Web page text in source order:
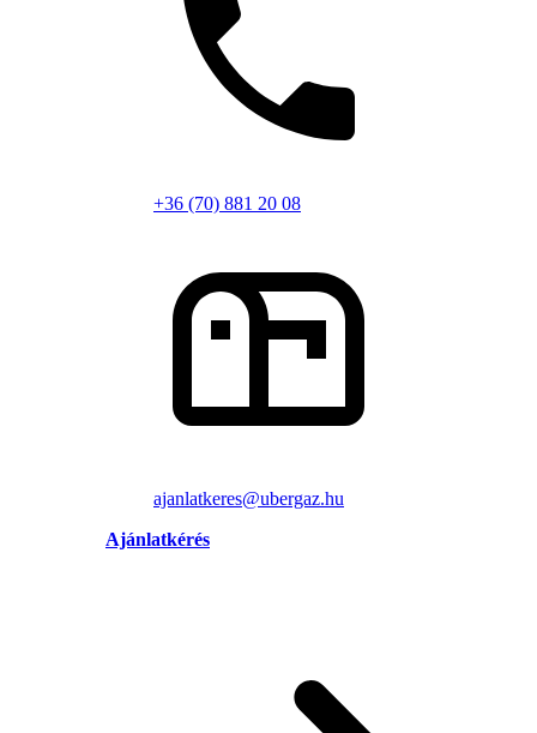
+36 (70) 881 20 08
ajanlatkeres@ubergaz.hu
Ajánlatkérés